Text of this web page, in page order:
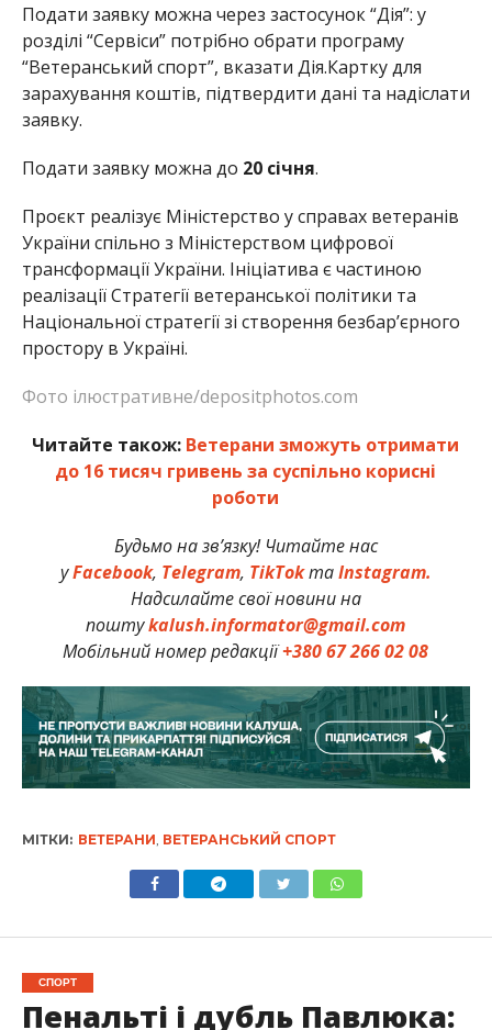
Подати заявку можна через застосунок “Дія”: у
розділі “Сервіси” потрібно обрати програму
“Ветеранський спорт”, вказати Дія.Картку для
зарахування коштів, підтвердити дані та надіслати
заявку.
Подати заявку можна до 20 січня.
Проєкт реалізує Міністерство у справах ветеранів
України спільно з Міністерством цифрової
трансформації України. Ініціатива є частиною
реалізації Стратегії ветеранської політики та
Національної стратегії зі створення безбарʼєрного
простору в Україні.
Фото ілюстративне/depositphotos.com
Читайте також: Ветерани зможуть отримати
до 16 тисяч гривень за суспільно корисні
роботи
Будьмо на зв’язку! Читайте нас
уFacebook, Telegram, TikTokтаInstagram.
Надсилайте свої новини на
поштуkalush.informator@gmail.com
Мобільний номер редакції+380 67 266 02 08
МІТКИ: ВЕТЕРАНИ, ВЕТЕРАНСЬКИЙ СПОРТ
СПОРТ
Пенальті і дубль Павлюка: